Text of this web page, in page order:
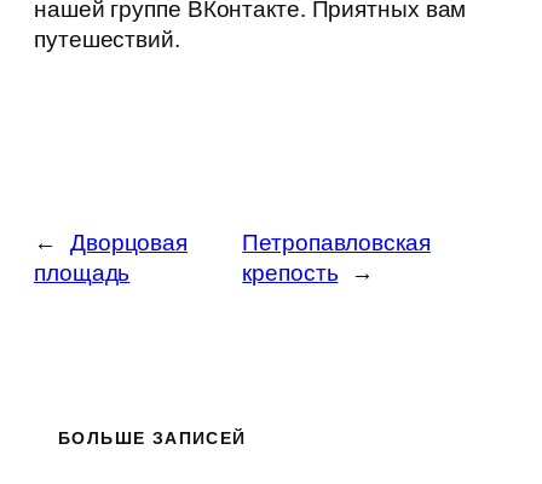
нашей группе ВКонтакте. Приятных вам
путешествий.
←
Дворцовая
площадь
Петропавловская
крепость
→
БОЛЬШЕ ЗАПИСЕЙ